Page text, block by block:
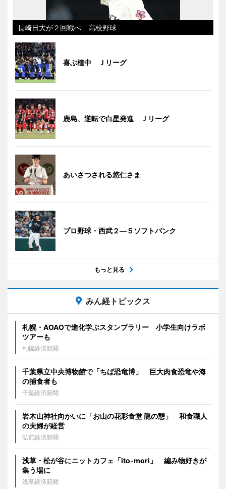
長崎日大が２回戦へ 高校野球
喜ぶ植中 Ｊリーグ
鹿島、逆転で白星発進 Ｊリーグ
あいさつされる悠仁さま
プロ野球・西武２―５ソフトバンク
もっと見る
みん経トピックス
札幌・AOAOで進化学ぶスタンプラリー 小学生向けラボ
ツアーも
札幌経済新聞
千葉県立中央博物館で「ちば恐竜博」 巨大肉食恐竜や海
の捕食者も
千葉経済新聞
岩木山神社向かいに「お山の花彩食堂 龍の憩」 和食職人
の夫婦が経営
弘前経済新聞
浅草・松が谷にニットカフェ「ito-mori」 編み物好きが
集う場に
浅草経済新聞